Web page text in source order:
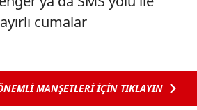
cumalar
MANŞETLERİ İÇİN TIKLAYIN